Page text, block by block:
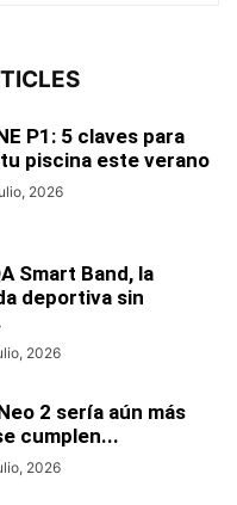
P1: 5 claves para
piscina este verano
2026
Smart Band, la
deportiva sin
2026
2 sería aún más
cumplen...
2026